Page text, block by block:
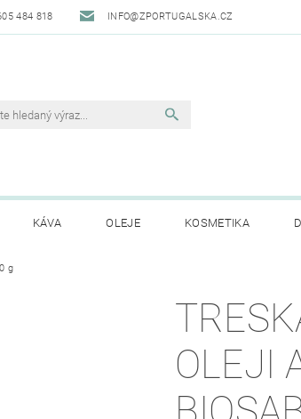
484 818 INFO@ZPORTUGALSKA.CZ
KÁVA OLEJE KOSMETIKA
PODMÍNKY
g
OLEJI